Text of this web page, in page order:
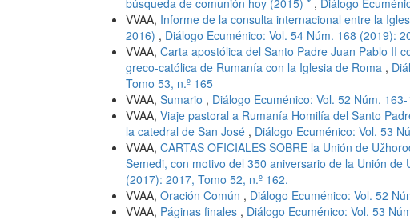
búsqueda de comunión hoy (2015) * , Diálogo
VVAA, Informe de la consulta internacional entre la
2016) , Diálogo Ecuménico: Vol. 54 Núm. 168 (2019):
VVAA, Carta apostólica del Santo Padre Juan Pablo II
greco-católica de Rumanía con la Iglesia de Roma ,
Tomo 53, n.º 165
VVAA, Sumario , Diálogo Ecuménico: Vol. 52 Núm.
VVAA, Viaje pastoral a Rumanía Homilía del Santo
la catedral de San José , Diálogo Ecuménico: Vol. 53
VVAA, CARTAS OFICIALES SOBRE la Unión de
Semedi, con motivo del 350 aniversario de la Unión de
(2017): 2017, Tomo 52, n.º 162.
VVAA, Oración Común , Diálogo Ecuménico: Vol. 52
VVAA, Páginas finales , Diálogo Ecuménico: Vol. 53